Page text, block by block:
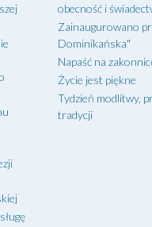
obecność i
Zainaugurowano
Dominikańska"
Napaść na
Życie jest piękne
Tydzień modlitwy,
tradycji